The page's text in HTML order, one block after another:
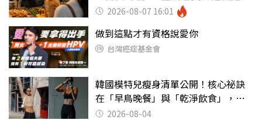
灣 2026-08-07 16:01
做到這點才有資格說愛你
台灣癌症基金會
韓國模特兒瘦身清單公開！核心祕訣
在「早鳥晚餐」與「乾淨飲食」，親
授局部消贅肉運動
2026-08-04